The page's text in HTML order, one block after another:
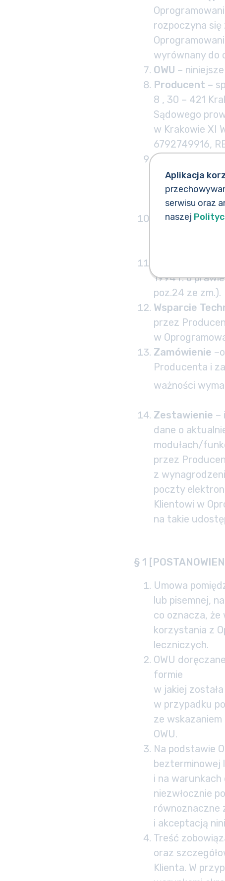
rozpoczyna się
wyrównany do
OWU –
Producent –
8 , 30 – 421
Sądowego
w Krakowie XI
6792749916,
RODO –
27.04.2016 r.
danych
oraz
SaaS– (
która polega
przez Internet
Ustawa o
1994 r. o
poz.24 ze zm.).
Wsparcie
przez
w
Zamówienie
Producenta i
ważności
Zestawienie –
dane o
modułach/
przez
z
poczty
Klientowi w
na takie
§ 1
Umowa
lub pisemnej,
co oznacza,
korzystania z
leczniczych.
OWU
formie
w jakiej
w przypadku
ze
OWU.
Na podstawie
bezterminowej
i na
niezwłocznie
równoznaczne
i akceptacją
Treść
oraz
Klienta. W
Aplikacja
serwisu oraz
naszej